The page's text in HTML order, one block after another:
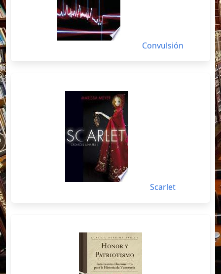
Convulsión
Scarlet